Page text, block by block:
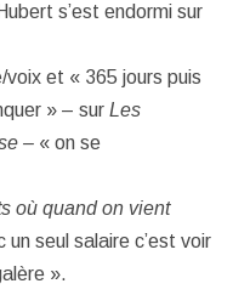
s’est endormi sur
et « 365 jours puis
» – sur Les
– « on se
où quand on vient
seul salaire c’est voir
».